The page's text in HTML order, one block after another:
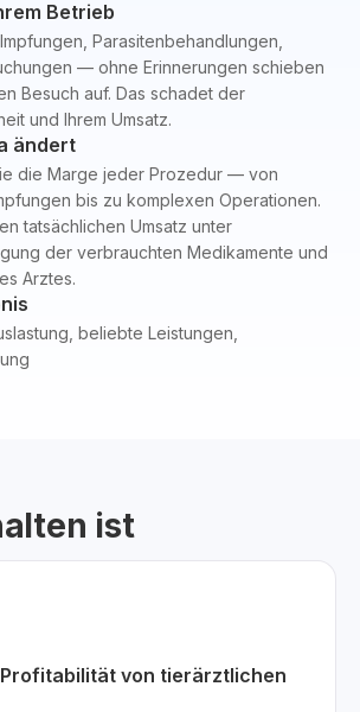
Betrieb
Parasitenbehandlungen,
— ohne Erinnerungen schieben
Besuch auf. Das schadet der
und Ihrem Umsatz.
ändert
die Marge jeder Prozedur — von
bis zu komplexen Operationen.
tatsächlichen Umsatz unter
der verbrauchten Medikamente und
Arztes.
beliebte Leistungen,
ist
von tierärztlichen